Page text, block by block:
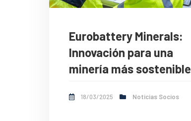
Eurobattery Minerals:
Innovación para una
minería más sostenible
18/03/2025 Noticias Socios